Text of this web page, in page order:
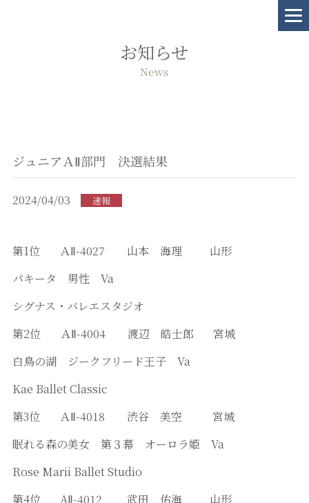
お知らせ
News
ジュニアＡⅡ部門 決選結果
2024/04/03 速報
第1位 ＡⅡ-4027 山本 海理 山形
パキータ 男性 Va
シグナス・バレエスタジオ
第2位 ＡⅡ-4004 渡辺 皓士郎 宮城
白鳥の湖 ジークフリード王子 Va
Kae Ballet Classic
第3位 ＡⅡ-4018 渋谷 美空 宮城
眠れる森の美女 第３幕 オーロラ姫 Va
Rose Marii Ballet Studio
第4位 AⅡ-4012 武田 佑海 山形